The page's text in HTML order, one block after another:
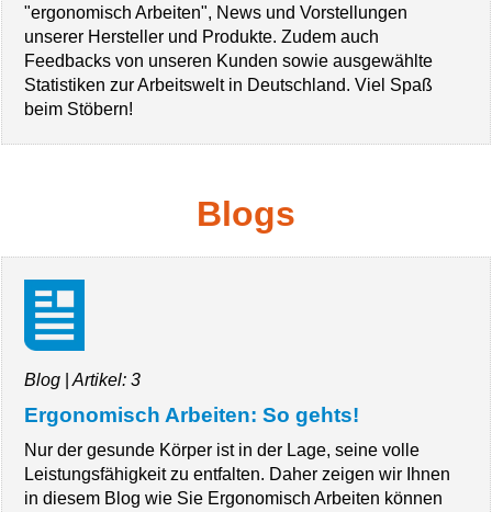
"ergonomisch Arbeiten", News und Vorstellungen
unserer Hersteller und Produkte. Zudem auch
Feedbacks von unseren Kunden sowie ausgewählte
Statistiken zur Arbeitswelt in Deutschland. Viel Spaß
beim Stöbern!
Blogs
Blog Artikel: 3
Ergonomisch Arbeiten: So gehts!
Nur der gesunde Körper ist in der Lage, seine volle
Leistungsfähigkeit zu entfalten. Daher zeigen wir Ihnen
in diesem Blog wie Sie Ergonomisch Arbeiten können